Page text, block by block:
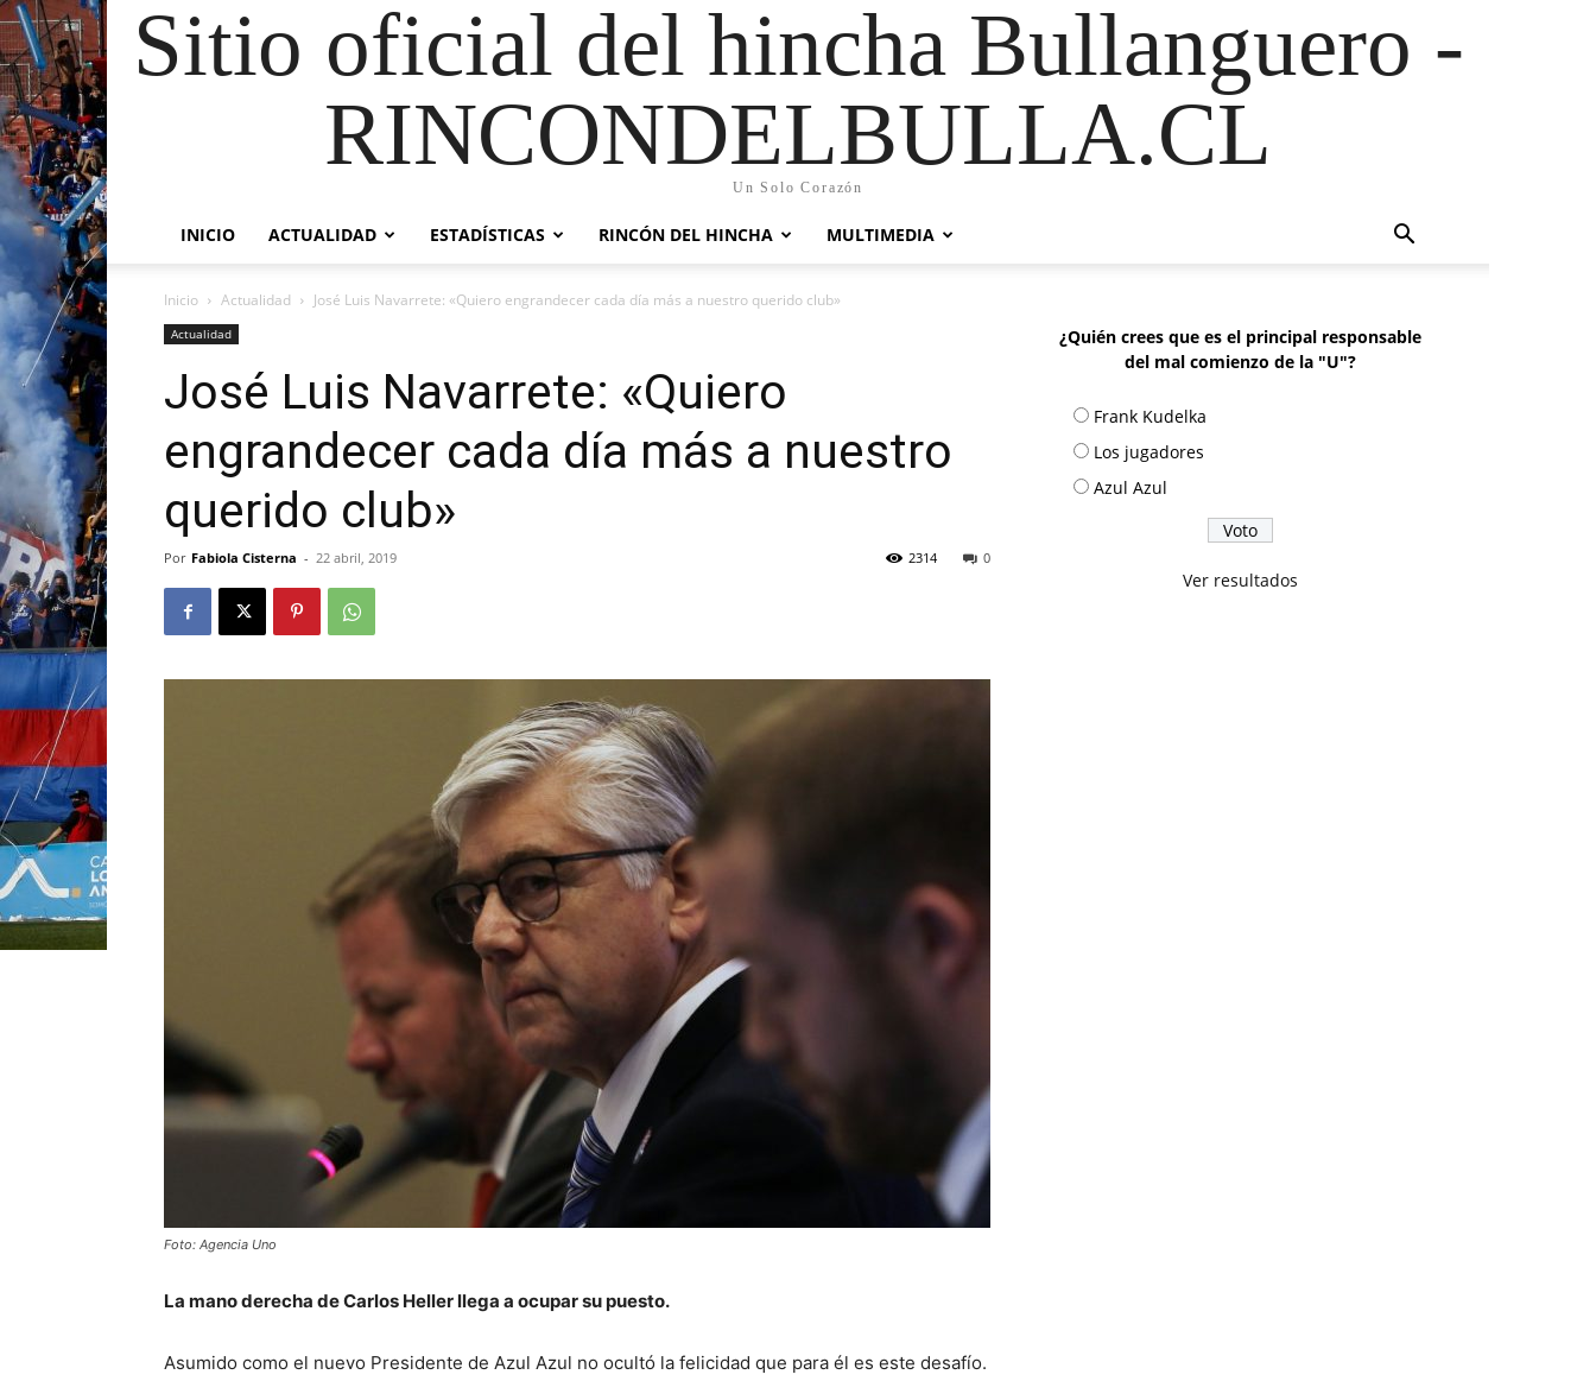
Sitio oficial del hincha Bullanguero -
RINCONDELBULLA.CL
Un Solo Corazón
INICIO ACTUALIDAD ESTADÍSTICAS RINCÓN DEL HINCHA MULTIMEDIA
Inicio Actualidad José Luis Navarrete: «Quiero engrandecer cada día más a nuestro querido club»
Actualidad
José Luis Navarrete: «Quiero
engrandecer cada día más a nuestro
querido club»
Por Fabiola Cisterna - 22 abril, 2019 0
2314
Foto: Agencia Uno
La mano derecha de Carlos Heller llega a ocupar su puesto.
Asumido como el nuevo Presidente de Azul Azul no ocultó la felicidad que para él es este desafío.
¿Quién crees que es el principal responsable
del mal comienzo de la "U"?
Frank Kudelka
Los jugadores
Azul Azul
Ver resultados